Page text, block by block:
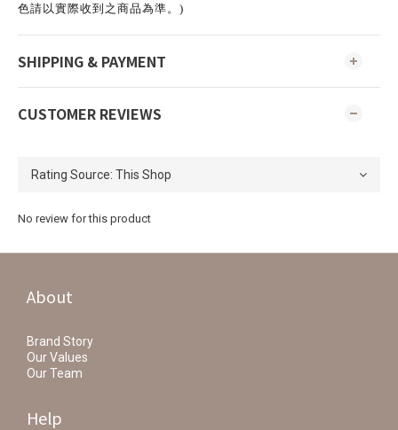
色請以實際收到之商品為準。)
SHIPPING & PAYMENT
CUSTOMER REVIEWS
No review for this product
About
Brand Story
Our Values
Our Team
Help